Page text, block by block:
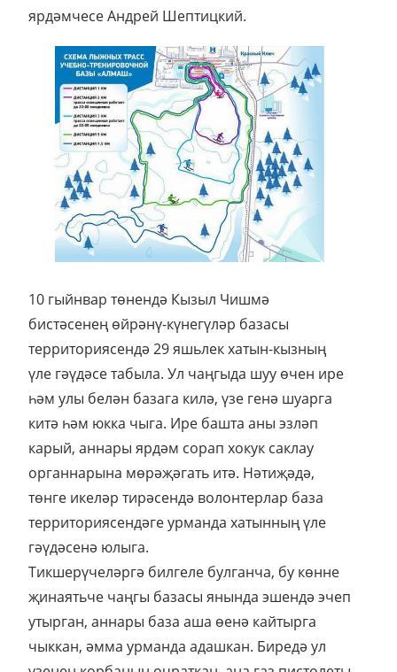
ярдәмчесе Андрей Шептицкий.
10 гыйнвар төнендә Кызыл Чишмә
бистәсенең өйрәнү-күнегүләр базасы
территориясендә 29 яшьлек хатын-кызның
үле гәүдәсе табыла. Ул чаңгыда шуу өчен ире
һәм улы белән базага килә, үзе генә шуарга
китә һәм юкка чыга. Ире башта аны эзләп
карый, аннары ярдәм сорап хокук саклау
органнарына мөрәҗәгать итә. Нәтиҗәдә,
төнге икеләр тирәсендә волонтерлар база
территориясендәге урманда хатынның үле
гәүдәсенә юлыга.
Тикшерүчеләргә билгеле булганча, бу көнне
җинаятьче чаңгы базасы янында эшендә эчеп
утырган, аннары база аша өенә кайтырга
чыккан, әмма урманда адашкан. Биредә ул